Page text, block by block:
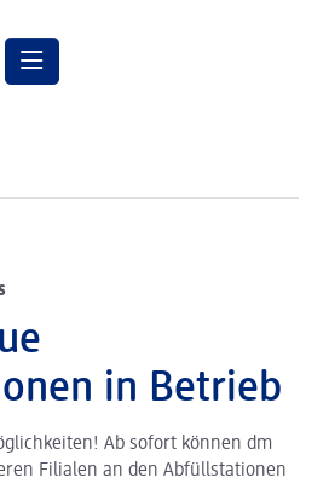
in Betrieb
Ab sofort können dm
Filialen an den Abfüllstationen